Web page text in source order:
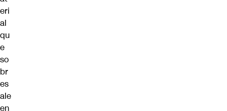
eri
al
qu
e
so
br
es
ale
en